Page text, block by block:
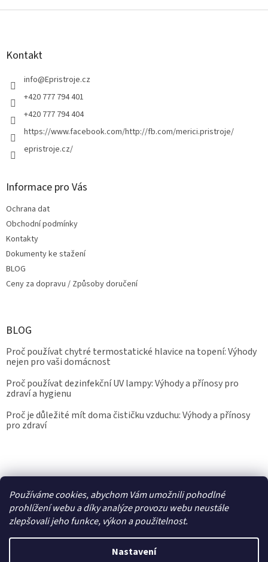
Používáme cookies, abychom Vám umožnili pohodlné
prohlížení webu a díky analýze provozu webu neustále
zlepšovali jeho funkce, výkon a použitelnost.
Nastavení
Z
Kontakt
info@Epristroje.cz
+420 777 794 401
+420 777 794 404
https://www.facebook.com/http://fb.com/merici.pristroje/
epristroje.cz/
Informace pro Vás
Ochrana dat
Obchodní podmínky
Kontakty
Dokumenty ke stažení
BLOG
Ceny za dopravu / Způsoby doručení
BLOG
Proč používat chytré termostatické hlavice na topení: Výhody
nejen pro vaši domácnost
Proč používat dezinfekční UV lampy: Výhody a přínosy pro
zdraví a hygienu
Proč je důležité mít doma čističku vzduchu: Výhody a přínosy
pro zdraví
Vytvořil Shoptet